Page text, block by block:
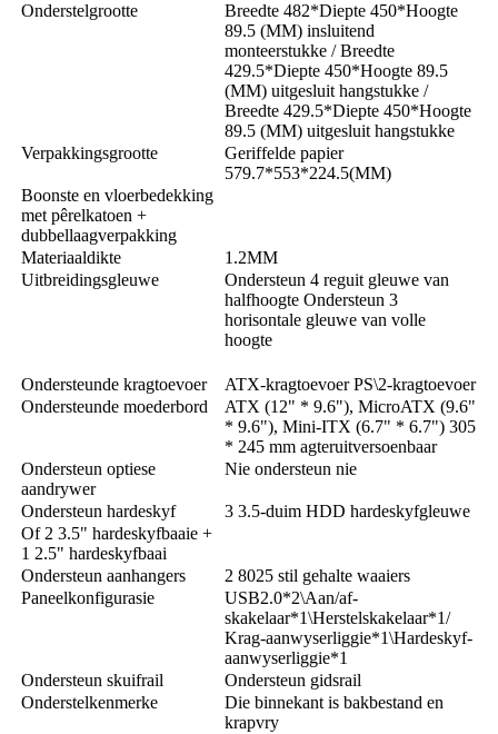
Onderstelgrootte
Breedte 482*Diepte 450*Hoogte
89.5 (MM) insluitend
monteerstukke / Breedte
429.5*Diepte 450*Hoogte 89.5
(MM) uitgesluit hangstukke /
Breedte 429.5*Diepte 450*Hoogte
89.5 (MM) uitgesluit hangstukke
Verpakkingsgrootte
Geriffelde papier
579.7*553*224.5(MM)
Boonste en vloerbedekking
met pêrelkatoen +
dubbellaagverpakking
Materiaaldikte
1.2MM
Uitbreidingsgleuwe
Ondersteun 4 reguit gleuwe van
halfhoogte Ondersteun 3
horisontale gleuwe van volle
hoogte
Ondersteunde kragtoevoer
ATX-kragtoevoer PS\2-kragtoevoer
Ondersteunde moederbord
ATX (12" * 9.6"), MicroATX (9.6"
* 9.6"), Mini-ITX (6.7" * 6.7") 305
* 245 mm agteruitversoenbaar
Ondersteun optiese
aandrywer
Nie ondersteun nie
Ondersteun hardeskyf
3 3.5-duim HDD hardeskyfgleuwe
Of 2 3.5" hardeskyfbaaie +
1 2.5" hardeskyfbaai
Ondersteun aanhangers
2 8025 stil gehalte waaiers
Paneelkonfigurasie
USB2.0*2\Aan/af-
skakelaar*1\Herstelskakelaar*1/
Krag-aanwyserliggie*1\Hardeskyf-
aanwyserliggie*1
Ondersteun skuifrail
Ondersteun gidsrail
Onderstelkenmerke
Die binnekant is bakbestand en
krapvry